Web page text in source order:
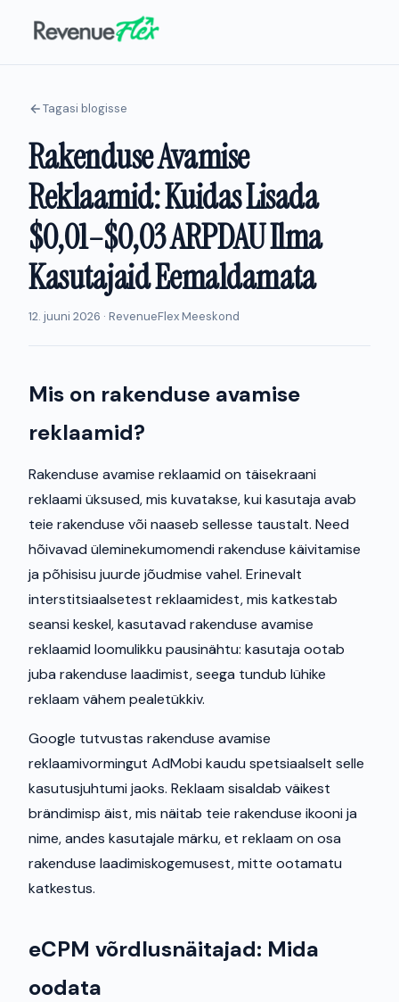
Tagasi blogisse
Rakenduse Avamise
Reklaamid: Kuidas Lisada
$0,01–$0,03 ARPDAU Ilma
Kasutajaid Eemaldamata
12. juuni 2026 · RevenueFlex Meeskond
Mis on rakenduse avamise
reklaamid?
Rakenduse avamise reklaamid on täisekraani
reklaami üksused, mis kuvatakse, kui kasutaja avab
teie rakenduse või naaseb sellesse taustalt. Need
hõivavad üleminekumomendi rakenduse käivitamise
ja põhisisu juurde jõudmise vahel. Erinevalt
interstitsiaalsetest reklaamidest, mis katkestab
seansi keskel, kasutavad rakenduse avamise
reklaamid loomulikku pausinähtu: kasutaja ootab
juba rakenduse laadimist, seega tundub lühike
reklaam vähem pealetükkiv.
Google tutvustas rakenduse avamise
reklaamivormingut AdMobi kaudu spetsiaalselt selle
kasutusjuhtumi jaoks. Reklaam sisaldab väikest
brändimisp äist, mis näitab teie rakenduse ikooni ja
nime, andes kasutajale märku, et reklaam on osa
rakenduse laadimiskogemusest, mitte ootamatu
katkestus.
eCPM võrdlusnäitajad: Mida
oodata